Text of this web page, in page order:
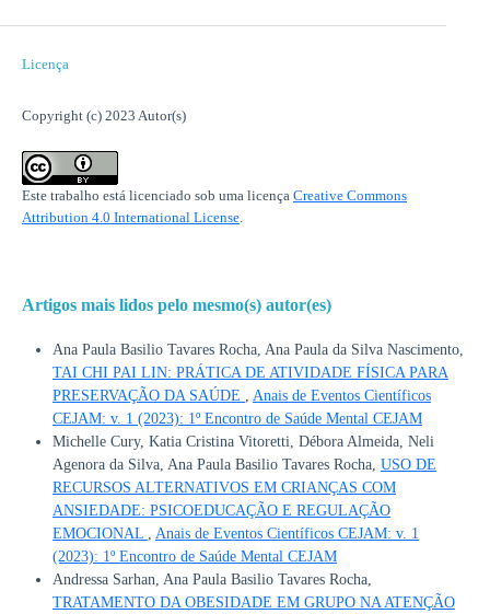
Licença
Copyright (c) 2023 Autor(s)
Este trabalho está licenciado sob uma licença Creative Commons
Attribution 4.0 International License.
Artigos mais lidos pelo mesmo(s) autor(es)
Ana Paula Basilio Tavares Rocha, Ana Paula da Silva Nascimento,
TAI CHI PAI LIN: PRÁTICA DE ATIVIDADE FÍSICA PARA
PRESERVAÇÃO DA SAÚDE , Anais de Eventos Científicos
CEJAM: v. 1 (2023): 1º Encontro de Saúde Mental CEJAM
Michelle Cury, Katia Cristina Vitoretti, Débora Almeida, Neli
Agenora da Silva, Ana Paula Basilio Tavares Rocha, USO DE
RECURSOS ALTERNATIVOS EM CRIANÇAS COM
ANSIEDADE: PSICOEDUCAÇÃO E REGULAÇÃO
EMOCIONAL , Anais de Eventos Científicos CEJAM: v. 1
(2023): 1º Encontro de Saúde Mental CEJAM
Andressa Sarhan, Ana Paula Basilio Tavares Rocha,
TRATAMENTO DA OBESIDADE EM GRUPO NA ATENÇÃO